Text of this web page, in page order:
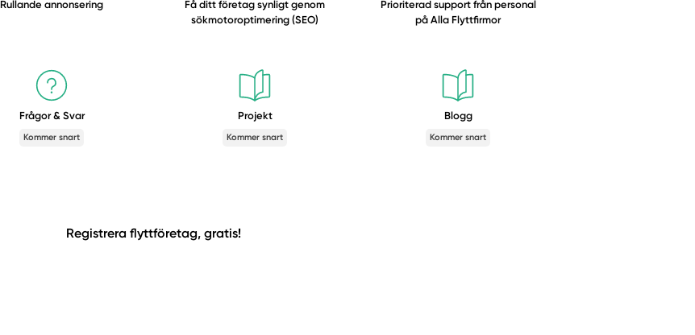
Rullande annonsering
Få ditt företag synligt genom
sökmotoroptimering (SEO)
Prioriterad support från personal
på Alla Flyttfirmor
Frågor & Svar
Kommer snart
Projekt
Kommer snart
Blogg
Kommer snart
Registrera flyttföretag, gratis!